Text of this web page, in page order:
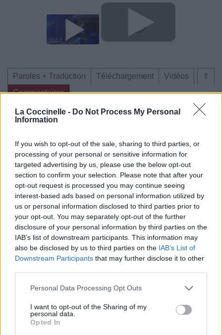
La Coccinelle - Do Not Process My Personal
Information
If you wish to opt-out of the sale, sharing to third parties, or
processing of your personal or sensitive information for
targeted advertising by us, please use the below opt-out
section to confirm your selection. Please note that after your
opt-out request is processed you may continue seeing
interest-based ads based on personal information utilized by
us or personal information disclosed to third parties prior to
your opt-out. You may separately opt-out of the further
disclosure of your personal information by third parties on the
IAB’s list of downstream participants. This information may
also be disclosed by us to third parties on the IAB’s List of
Downstream Participants that may further disclose it to other
Personal Data Processing Opt Outs
I want to opt-out of the Sharing of my
personal data.
Opted In
⇑
Paroles + Traduction Téléchargement
Vidéos
Commentaires
Dire «merci» pour cette traduction